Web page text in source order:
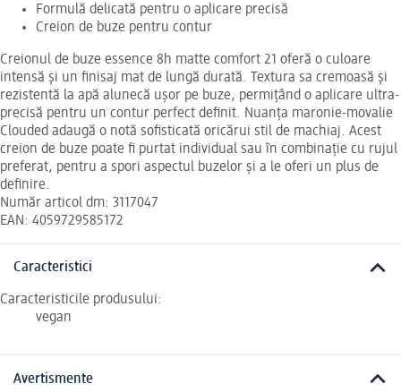
Formulă delicată pentru o aplicare precisă
Creion de buze pentru contur
Creionul de buze essence 8h matte comfort 21 oferă o culoare
intensă și un finisaj mat de lungă durată. Textura sa cremoasă și
rezistentă la apă alunecă ușor pe buze, permițând o aplicare ultra-
precisă pentru un contur perfect definit. Nuanța maronie-movalie
Clouded adaugă o notă sofisticată oricărui stil de machiaj. Acest
creion de buze poate fi purtat individual sau în combinație cu rujul
preferat, pentru a spori aspectul buzelor și a le oferi un plus de
definire.
Număr articol dm: 3117047
EAN: 4059729585172
Caracteristici
Caracteristicile produsului:
vegan
Avertismente